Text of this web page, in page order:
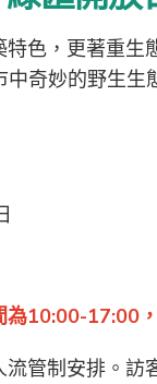
色，更著重生
奇妙的野生生
10:00-17:00
管制安排。訪